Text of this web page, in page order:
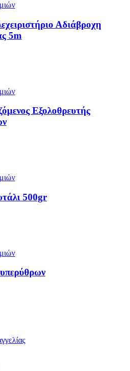
Αδιάβροχη
5m
Εξολοθρευτής
500gr